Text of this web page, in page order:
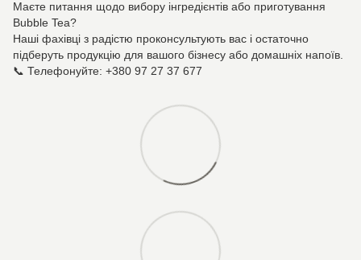
Маєте питання щодо вибору інгредієнтів або приготування
Bubble Tea?
Наші фахівці з радістю проконсультують вас і остаточно
підберуть продукцію для вашого бізнесу або домашніх напоїв.
📞 Телефонуйте: +380 97 27 37 677